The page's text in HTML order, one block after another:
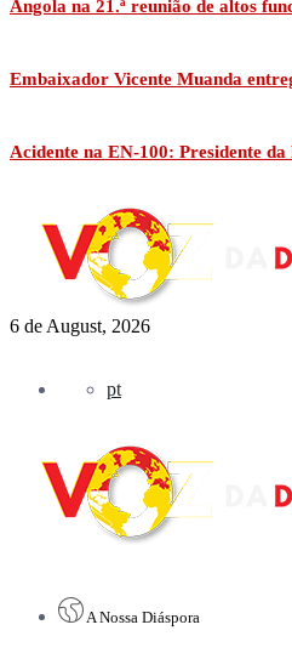
Angola na 21.ª reunião de altos
Embaixador Vicente Muanda
Acidente na EN-100: Presidente
6 de August, 2026
pt
A Nossa Diáspora